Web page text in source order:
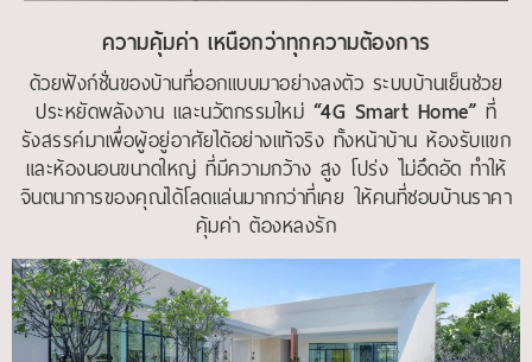
ความคุ้มค่า เหนือกว่าทุกความต้องการ
ด้วยฟังก์ชั่นของบ้านที่ออกแบบมาอย่างลงตัว ระบบบ้านเย็นช่วย
ประหยัดพลังงาน และนวัตกรรมใหม่ “4G Smart Home” ที่
รังสรรค์มาเพื่อผู้อยู่อาศัยได้อย่างแท้จริง ทั้งหน้าบ้าน ห้องรับแขก
และห้องนอนขนาดใหญ่ ที่มีความกว้าง สูง โปร่ง ไม่อึดอัด ทำให้
จินตนาการของคุณได้โลดแล่นมากกว่าที่เคย ให้คนที่ชอบบ้านราคา
คุ้มค่า ต้องหลงรัก